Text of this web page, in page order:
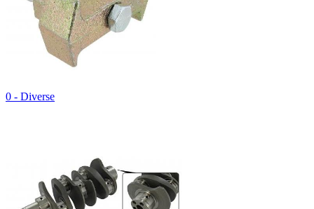
0 - Diverse